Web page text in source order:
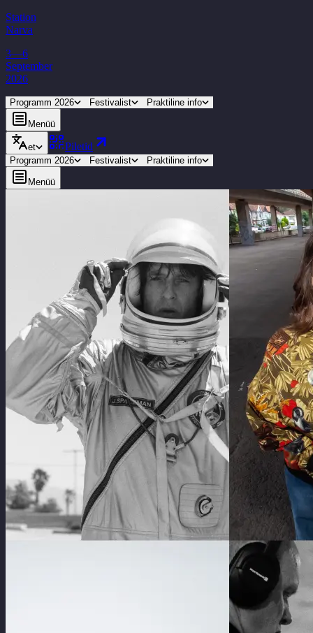
Station
Narva
3—6
September
2026
Programm 2026 Festivalist Praktiline info
Menüü
et Piletid
Programm 2026 Festivalist Praktiline info
Menüü